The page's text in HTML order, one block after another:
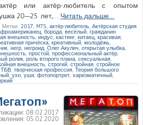
или актёр-любитель с опытом
20—25 лет,… Читать дальше…
Метки: 2017 MTS актёр-любитель Актёрская студия
борода весёлый ,гражданин
внешность индус кастинг китаец красивая
причёска креативный молодёжь
негр негроид Олег Акулич ,открытая улыбка
простой профессиональный актёр
ролик ,роль второго плана сексуальная
внешность строгий стройная стройное
ТБВ творческая профессия Теория большого
,ухо ,уши фотопортрет ,харизматичный
08.02.2017
05.02.2020